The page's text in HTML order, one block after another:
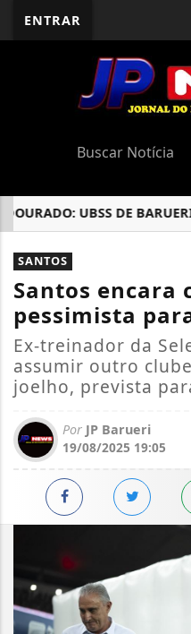
ENTRAR
UBSS DE BARUERI
EM ALTA
SANTOS
Santos encara
pessimista
Ex-treinador da
assumir outro
joelho, prevista
Por JP Barueri
19/08/2025 19:05